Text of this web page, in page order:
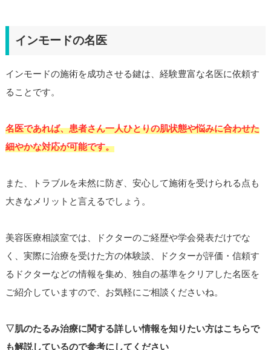
インモードの名医
インモードの施術を成功させる鍵は、経験豊富な名医に依頼す
ることです。
名医であれば、患者さん一人ひとりの肌状態や悩みに合わせた
細やかな対応が可能です。
また、トラブルを未然に防ぎ、安心して施術を受けられる点も
大きなメリットと言えるでしょう。
美容医療相談室では、ドクターのご経歴や学会発表だけでな
く、実際に治療を受けた方の体験談、ドクターが評価・信頼す
るドクターなどの情報を集め、独自の基準をクリアした名医を
ご紹介していますので、お気軽にご相談くださいね。
▽肌のたるみ治療に関する詳しい情報を知りたい方はこちらで
も解説しているので参考にしてください